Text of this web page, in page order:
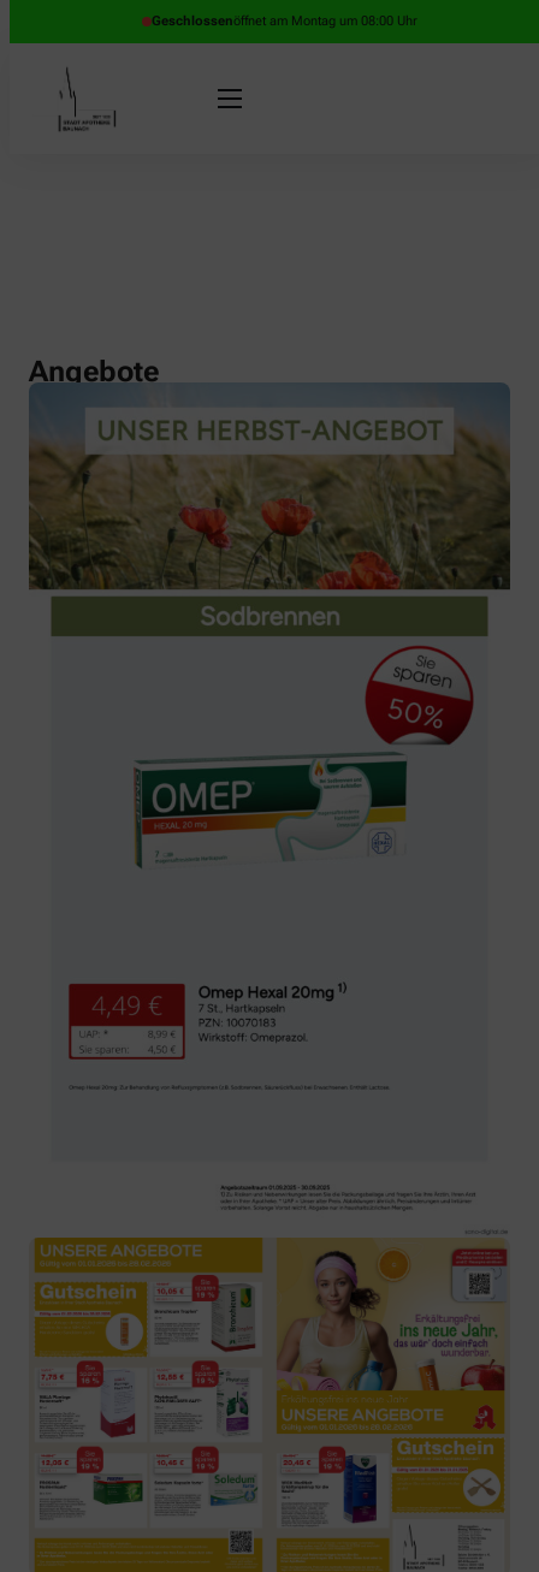
Geschlossenöffnet am Montag um 08:00 Uhr
Angebote